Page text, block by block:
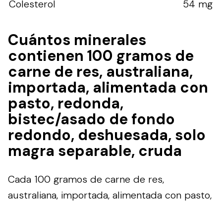
Colesterol 54 mg
Cuántos minerales
contienen 100 gramos de
carne de res, australiana,
importada, alimentada con
pasto, redonda,
bistec/asado de fondo
redondo, deshuesada, solo
magra separable, cruda
Cada 100 gramos de carne de res,
australiana, importada, alimentada con pasto,